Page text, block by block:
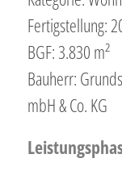
Fertigstellung:
BGF: 3.830 m²
Bauherr:
mbH & Co. KG